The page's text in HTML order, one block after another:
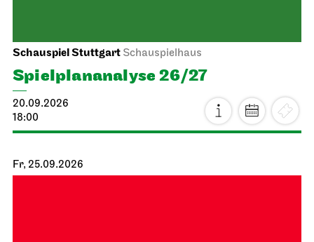
Schauspiel Stuttgart Schauspielhaus
Spiel­plan­analyse 26/27
20.09.2026
18:00
Fr, 25.09.2026